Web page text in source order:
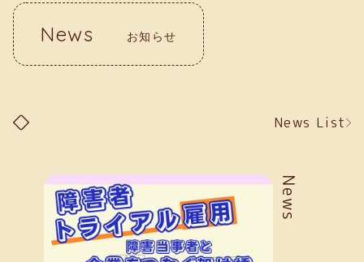
News お知らせ
News List
News